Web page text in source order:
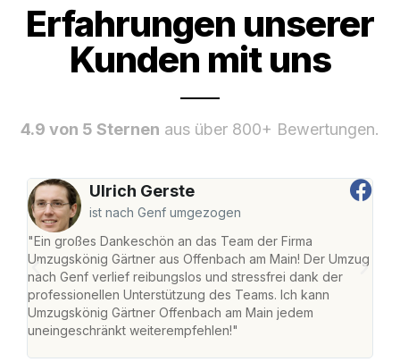
Erfahrungen unserer
Kunden mit uns
4.9 von 5 Sternen aus über 800+ Bewertungen.
Ulrich Gerste
ist nach Genf umgezogen
"Ein großes Dankeschön an das Team der Firma
Umzugskönig Gärtner aus Offenbach am Main! Der Umzug
nach Genf verlief reibungslos und stressfrei dank der
professionellen Unterstützung des Teams. Ich kann
Umzugskönig Gärtner Offenbach am Main jedem
uneingeschränkt weiterempfehlen!"